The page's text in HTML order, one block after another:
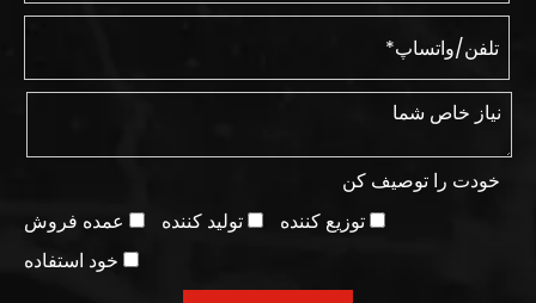
خودت را توصیف کن
توزیع کننده
تولید کننده
عمده فروش
خود استفاده